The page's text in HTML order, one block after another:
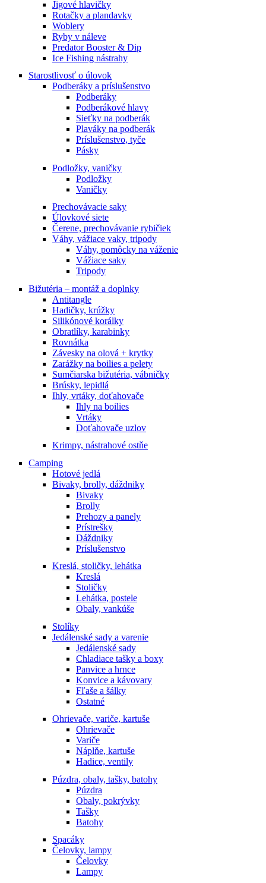
Jigové hlavičky
Rotačky a plandavky
Woblery
Ryby v náleve
Predator Booster & Dip
Ice Fishing nástrahy
Starostlivosť o úlovok
Podberáky a príslušenstvo
Podberáky
Podberákové hlavy
Sieťky na podberák
Plaváky na podberák
Príslušenstvo, tyče
Pásky
Podložky, vaničky
Podložky
Vaničky
Prechovávacie saky
Úlovkové siete
Čerene, prechovávanie rybičiek
Váhy, vážiace vaky, tripody
Váhy, pomôcky na váženie
Vážiace saky
Tripody
Bižutéria – montáž a doplnky
Antitangle
Hadičky, krúžky
Silikónové korálky
Obratlíky, karabinky
Rovnátka
Závesky na olová + krytky
Zarážky na boilies a pelety
Sumčiarska bižutéria, vábničky
Brúsky, lepidlá
Ihly, vrtáky, doťahovače
Ihly na boilies
Vrtáky
Doťahovače uzlov
Krimpy, nástrahové ostňe
Camping
Hotové jedlá
Bivaky, brolly, dáždniky
Bivaky
Brolly
Prehozy a panely
Prístrešky
Dáždniky
Príslušenstvo
Kreslá, stoličky, lehátka
Kreslá
Stoličky
Lehátka, postele
Obaly, vankúše
Stolíky
Jedálenské sady a varenie
Jedálenské sady
Chladiace tašky a boxy
Panvice a hrnce
Konvice a kávovary
Fľaše a šálky
Ostatné
Ohrievače, variče, kartuše
Ohrievače
Variče
Náplňe, kartuše
Hadice, ventily
Púzdra, obaly, tašky, batohy
Púzdra
Obaly, pokrývky
Tašky
Batohy
Spacáky
Čelovky, lampy
Čelovky
Lampy